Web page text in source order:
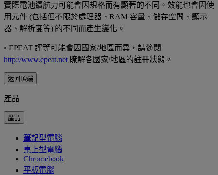
實際電池續航力可能會因規格而有顯著的不同。效能也會因使
用元件 (包括但不限於處理器、RAM 容量、儲存空間、顯示
器、解析度等) 的不同而產生變化。
• EPEAT 評等可能會因國家/地區而異，請參閱
http://www.epeat.net 瞭解各國家/地區的註冊狀態。
返回頂端
產品
產品
筆記型電腦
桌上型電腦
Chromebook
平板電腦